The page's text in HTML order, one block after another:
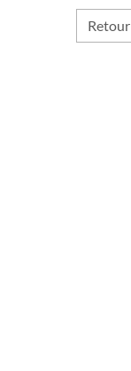
Retour